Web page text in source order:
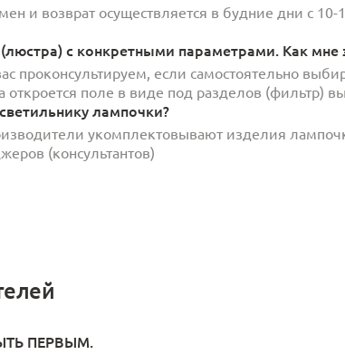
и возврат осуществляется в будние дни с
с конкретными параметрами. Как мне
проконсультируем, если самостоятельно
откроется поле в виде под разделов (фильтр)
лампочки?
укомплектовывают изделия
(консультантов)
ПЕРВЫМ.